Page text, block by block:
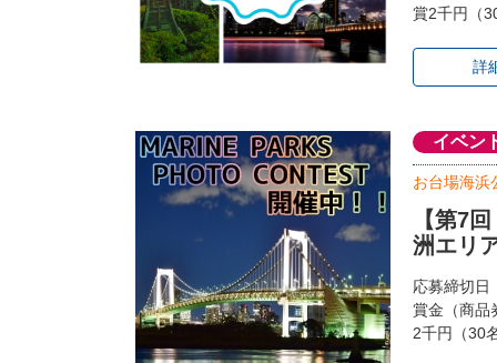
賞2千円（
詳
イベン
お台場海浜
【第7
洲エリ
応募締切日
賞金（商品
2千円（30